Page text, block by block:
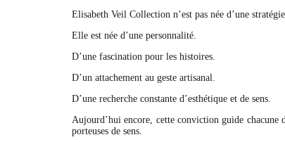
Elisabeth Veil Collection n’est pas née d’une
Elle est née d’une personnalité.
D’une fascination pour les histoires.
D’un attachement au geste artisanal.
D’une recherche constante d’esthétique et de sens.
Aujourd’hui encore, cette conviction guide chacune
porteuses de sens.